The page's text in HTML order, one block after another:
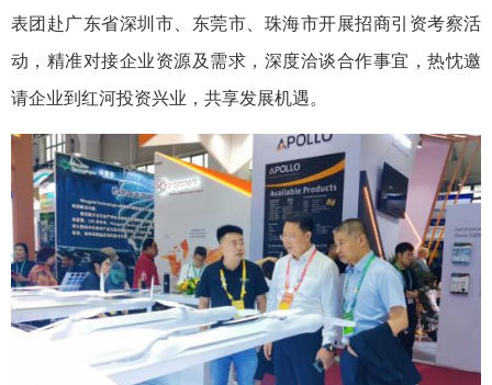
表团赴广东省深圳市、东莞市、珠海市开展招商引资考察活
动，精准对接企业资源及需求，深度洽谈合作事宜，热忱邀
请企业到红河投资兴业，共享发展机遇。